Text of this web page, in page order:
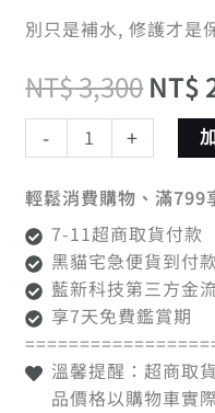
別只是補水, 修護才是
NT$3,300NT$
-
100ml
入
組
+
輕鬆消費購物、滿799
7-11超商取貨付款
黑貓宅急便貨到付款
藍新科技第三方金流
享7天免費鑑賞期
溫馨提醒：超商取
品價格以購物車實